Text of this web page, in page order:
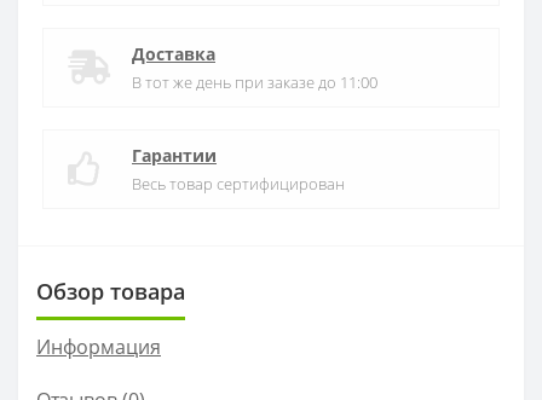
Доставка
В тот же день при заказе до 11:00
Гарантии
Весь товар сертифицирован
Обзор товара
Информация